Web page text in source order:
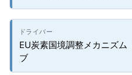
EU炭素国境調整メカニズム
ブ